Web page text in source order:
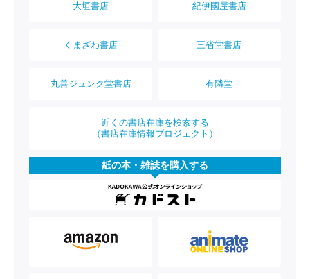
大垣書店 紀伊國屋書店
くまざわ書店 三省堂書店
丸善ジュンク堂書店 有隣堂
近くの書店在庫を検索する
（書店在庫情報プロジェクト）
紙の本・雑誌を購入する